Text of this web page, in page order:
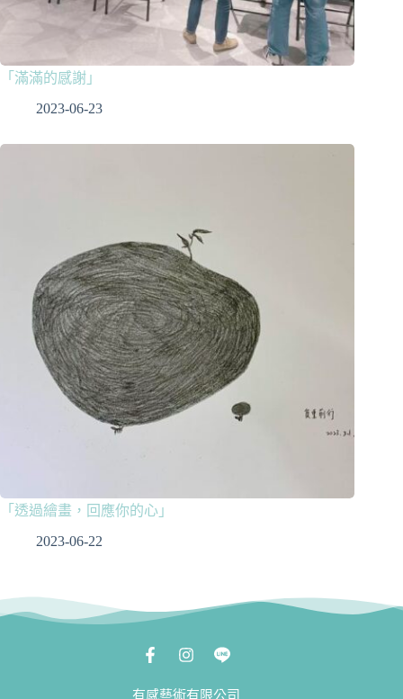
「滿滿的感謝」
2023-06-23
「透過繪畫，回應你的心」
2023-06-22
有感藝術有限公司